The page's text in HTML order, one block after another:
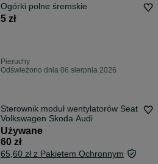
Ogórki polne śremskie
5 zł
Pieruchy
Odświeżono dnia 06 sierpnia 2026
Sterownik moduł wentylatorów Seat
Volkswagen Skoda Audi
Używane
60 zł
65,60 zł z Pakietem Ochronnym